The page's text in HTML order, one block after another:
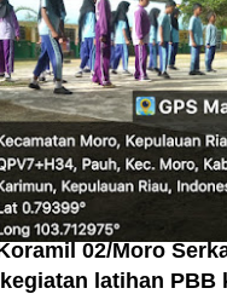
02/Moro
latihan PBB